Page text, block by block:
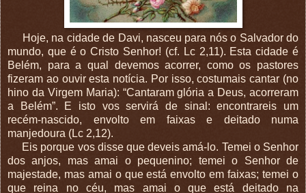
Hoje, na cidade de Davi, nasceu para nós o Salvador do
mundo, que é o Cristo Senhor! (cf. Lc 2,11). Esta cidade é
Belém, para a qual devemos acorrer, como os pastores
fizeram ao ouvir esta notícia. Por isso, costumais cantar (no
hino da Virgem Maria): “Cantaram glória a Deus, acorreram
a Belém”. E isto vos servirá de sinal: encontrareis um
recém-nascido, envolto em faixas e deitado numa
manjedoura (Lc 2,12).
Eis porque vos disse que deveis amá-lo. Temei o Senhor
dos anjos, mas amai o pequenino; temei o Senhor de
majestade, mas amai o que está envolto em faixas; temei o
que reina no céu, mas amai o que está deitado na